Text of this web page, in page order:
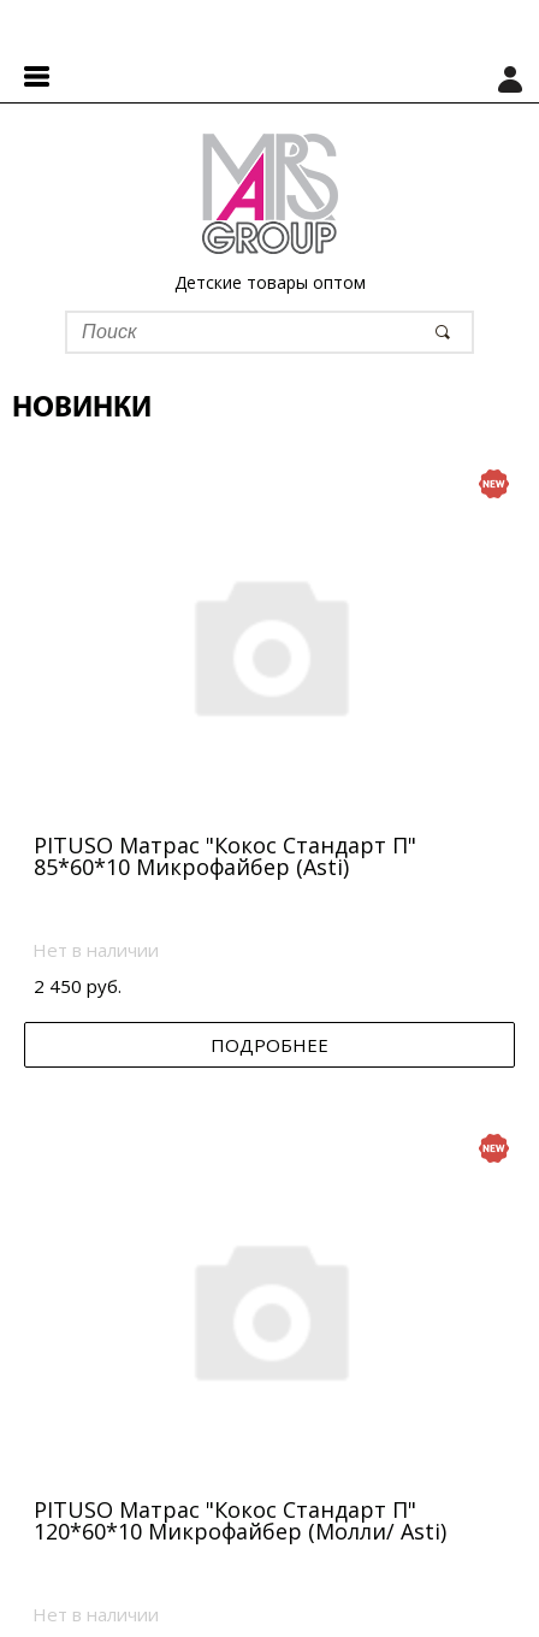
Детские товары оптом
НОВИНКИ
PITUSO Матрас "Кокос Стандарт П"
85*60*10 Микрофайбер (Asti)
Нет в наличии
2 450 руб.
ПОДРОБНЕЕ
PITUSO Матрас "Кокос Стандарт П"
120*60*10 Микрофайбер (Молли/ Asti)
Нет в наличии